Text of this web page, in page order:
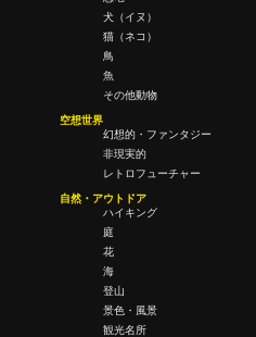
犬（イヌ）
猫（ネコ）
鳥
魚
その他動物
空想世界
幻想的・ファンタジー
非現実的
レトロフューチャー
自然・アウトドア
ハイキング
庭
花
海
登山
景色・風景
観光名所